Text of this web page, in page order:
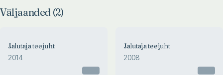
Väljaanded (2)
Jalutaja teejuht
2014
Jalutaja teejuht
2008